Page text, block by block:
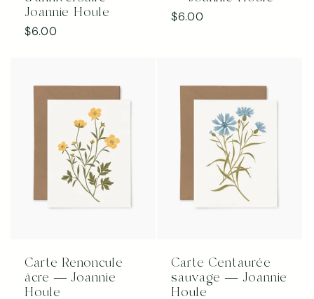
Joannie Houle
Prix
$6.00
Prix
$6.00
Carte Renoncule
âcre — Joannie
Houle
Carte Centaurée
sauvage — Joannie
Houle